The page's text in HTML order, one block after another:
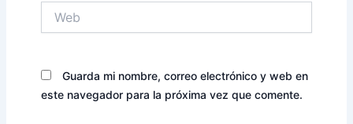
Guarda mi nombre, correo electrónico y web en
este navegador para la próxima vez que comente.